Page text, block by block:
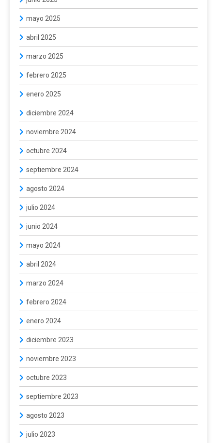
mayo 2025
abril 2025
marzo 2025
febrero 2025
enero 2025
diciembre 2024
noviembre 2024
octubre 2024
septiembre 2024
agosto 2024
julio 2024
junio 2024
mayo 2024
abril 2024
marzo 2024
febrero 2024
enero 2024
diciembre 2023
noviembre 2023
octubre 2023
septiembre 2023
agosto 2023
julio 2023